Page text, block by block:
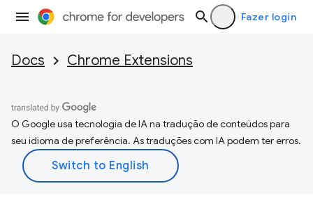
Fazer login
Docs Chrome Extensions
O Google usa tecnologia de IA na tradução de conteúdos para
seu idioma de preferência. As traduções com IA podem ter erros.